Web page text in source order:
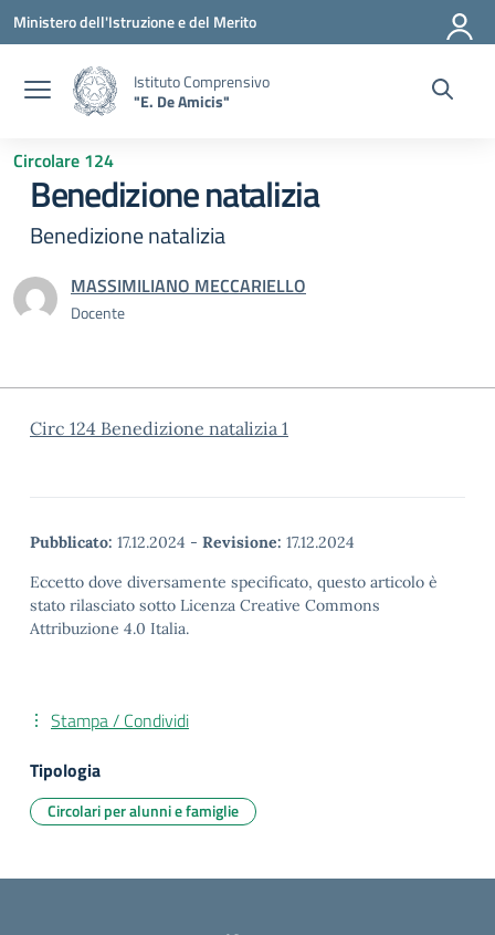
Vai ai contenuti
Vai al menu di navigazione
Vai al footer
Ministero dell'Istruzione e del Merito
Istituto Comprensivo
"E. De Amicis"
Circolare 124
Benedizione natalizia
Benedizione natalizia
MASSIMILIANO MECCARIELLO
Docente
Circ 124 Benedizione natalizia 1
Pubblicato: 17.12.2024 - Revisione: 17.12.2024
Eccetto dove diversamente specificato, questo articolo è
stato rilasciato sotto Licenza Creative Commons
Attribuzione 4.0 Italia.
Stampa / Condividi
Tipologia
Circolari per alunni e famiglie